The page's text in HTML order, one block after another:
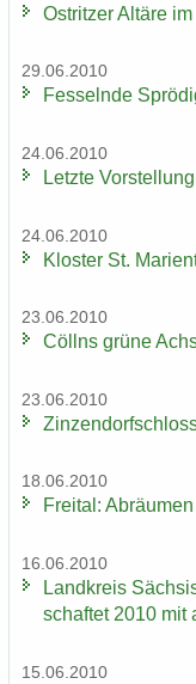
Ost­rit­zer Al­tä­re
29.06.2010
Fes­seln­de
24.06.2010
Letz­te
24.06.2010
Klos­ter St.
23.06.2010
Cöll­ns grüne
23.06.2010
18.06.2010
Frei­tal:
16.06.2010
Land­kreis
schaf­tet 2010 mit
15.06.2010